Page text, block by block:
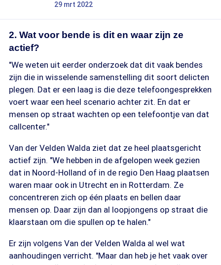
29 mrt 2022
2. Wat voor bende is dit en waar zijn ze
actief?
"We weten uit eerder onderzoek dat dit vaak bendes
zijn die in wisselende samenstelling dit soort delicten
plegen. Dat er een laag is die deze telefoongesprekken
voert waar een heel scenario achter zit. En dat er
mensen op straat wachten op een telefoontje van dat
callcenter."
Van der Velden Walda ziet dat ze heel plaatsgericht
actief zijn. "We hebben in de afgelopen week gezien
dat in Noord-Holland of in de regio Den Haag plaatsen
waren maar ook in Utrecht en in Rotterdam. Ze
concentreren zich op één plaats en bellen daar
mensen op. Daar zijn dan al loopjongens op straat die
klaarstaan om die spullen op te halen."
Er zijn volgens Van der Velden Walda al wel wat
aanhoudingen verricht. "Maar dan heb je het vaak over